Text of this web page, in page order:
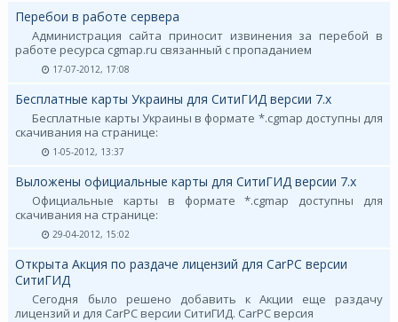
Перебои в работе сервера
Администрация сайта приносит извинения за перебой в
работе ресурса cgmap.ru связанный с пропаданием
17-07-2012, 17:08
Бесплатные карты Украины для СитиГИД версии 7.х
Бесплатные карты Украины в формате *.cgmap доступны для
скачивания на странице:
1-05-2012, 13:37
Выложены официальные карты для СитиГИД версии 7.х
Официальные карты в формате *.cgmap доступны для
скачивания на странице:
29-04-2012, 15:02
Открыта Акция по раздаче лицензий для CarPC версии
СитиГИД
Сегодня было решено добавить к Акции еще раздачу
лицензий и для CarPC версии СитиГИД. CarPC версия